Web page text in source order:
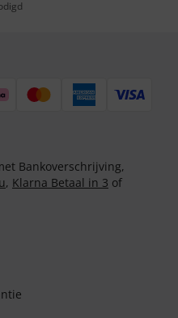
Bankoverschrijving,
, Klarna Betaal in 3 of